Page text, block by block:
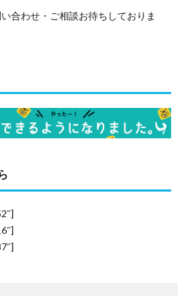
合わせ・ご相談お待ちしておりま